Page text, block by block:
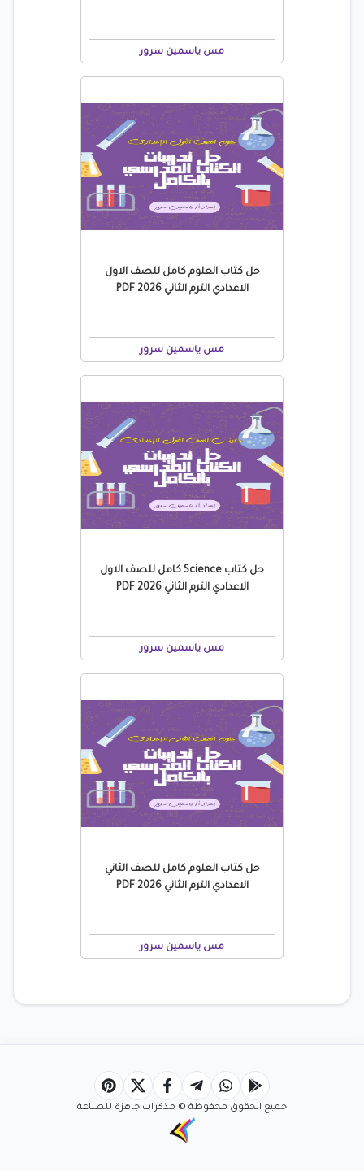
مس ياسمين سرور
حل كتاب العلوم كامل للصف الاول
الاعدادي الترم الثاني 2026 PDF
مس ياسمين سرور
حل كتاب Science كامل للصف الاول
الاعدادي الترم الثاني 2026 PDF
مس ياسمين سرور
حل كتاب العلوم كامل للصف الثاني
الاعدادي الترم الثاني 2026 PDF
مس ياسمين سرور
جميع الحقوق محفوظة © مذكرات جاهزة للطباعة